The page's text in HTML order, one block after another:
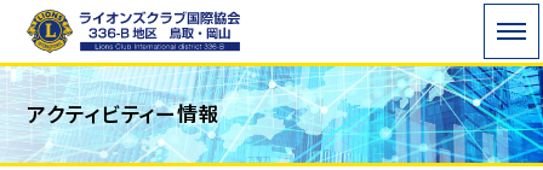
ライオンズクラブ国際協会336-B地区 WE
SERVE「われわれは奉仕する」を モットーに地域
で、世界で 奉仕活動を行っています。
アクティビティー情報